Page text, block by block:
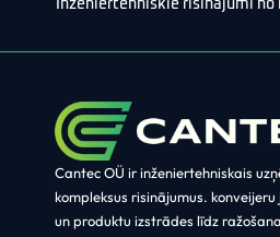
Inženiertehniskie risinājumi
Cantec OÜ ir inženiertehniskais
kompleksus risinājumus. konveijeru
un produktu izstrādes līdz